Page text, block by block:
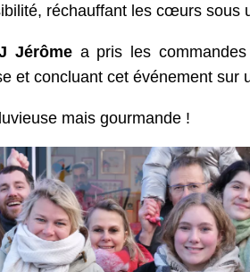
réchauffant les cœurs sous
Jérômea pris les commandes
et concluant cet événement sur
mais gourmande !